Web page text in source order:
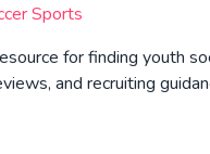
Sports
for finding youth
and recruiting